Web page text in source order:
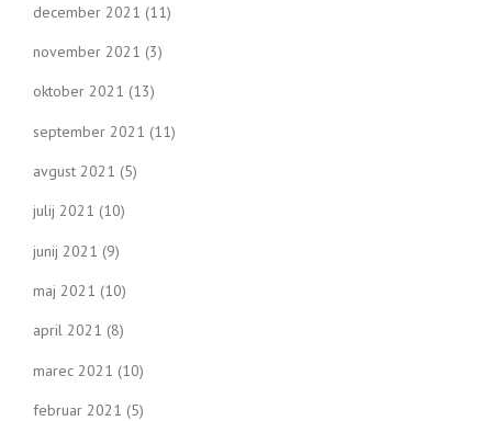
december 2021 (11)
november 2021 (3)
oktober 2021 (13)
september 2021 (11)
avgust 2021 (5)
julij 2021 (10)
junij 2021 (9)
maj 2021 (10)
april 2021 (8)
marec 2021 (10)
februar 2021 (5)